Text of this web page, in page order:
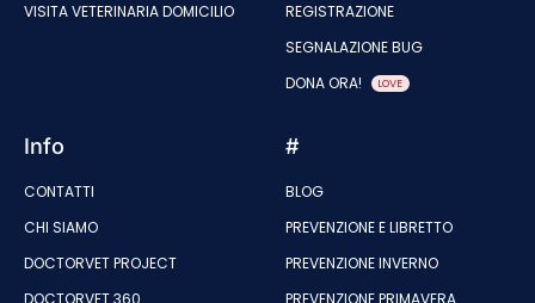
VISITA VETERINARIA DOMICILIO
REGISTRAZIONE
SEGNALAZIONE BUG
DONA ORA!
LOVE
Info
CONTATTI
CHI SIAMO
DOCTORVET PROJECT
DOCTORVET 360
#
BLOG
PREVENZIONE E LIBRETTO
PREVENZIONE INVERNO
PREVENZIONE PRIMAVERA